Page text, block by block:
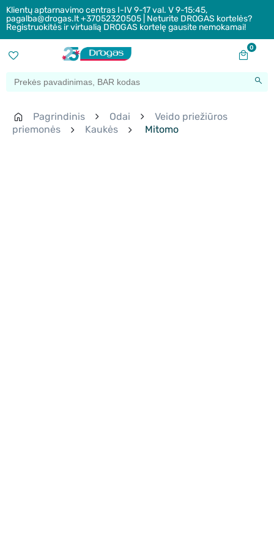
Klientų aptarnavimo centras I-IV 9-17 val. V 9-15:45,
pagalba@drogas.lt +37052320505 | Neturite DROGAS kortelės?
Registruokitės ir virtualią DROGAS kortelę gausite nemokamai!
0
Pagrindinis Odai
Veido priežiūros
priemonės
Kaukės Mitomo